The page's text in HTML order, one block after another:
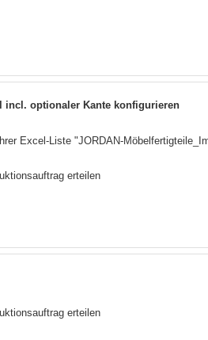
incl. optionaler Kante konfigurieren
Excel-Liste "JORDAN-
erteilen
erteilen